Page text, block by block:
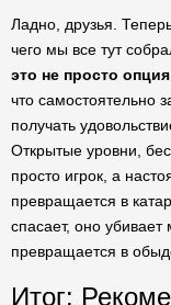
Ладно, друзья.
чего мы все тут
это не просто
что самостоятельно
получать
Открытые уровни,
просто игрок, а
превращается в
спасает, оно убивает
превращается в
Итог: